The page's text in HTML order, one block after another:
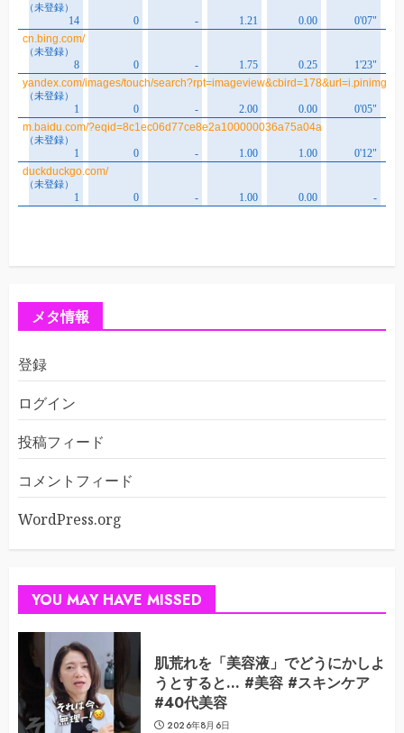
メタ情報
登録
ログイン
投稿フィード
コメントフィード
WordPress.org
YOU MAY HAVE MISSED
肌荒れを「美容液」でどうにかしよ
うとすると… #美容 #スキンケア
#40代美容
2026年8月6日